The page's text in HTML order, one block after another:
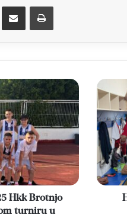
Dijeli putem Emaila Printaj
Hkk Brotnjo
turniru u
HNK
pobjeda
u
gostima
za
kraj
sezone